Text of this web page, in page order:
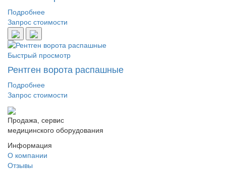
Подробнее
Запрос стоимости
Быстрый просмотр
Рентген ворота распашные
Подробнее
Запрос стоимости
Продажа, сервис
медицинского оборудования
Информация
О компании
Отзывы